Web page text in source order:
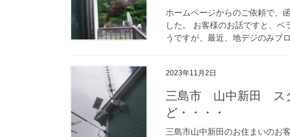
ホームページからのご依頼で、
した。 お客様のお話ですと、
うですが、最近、地デジのみブ
2023年11月2日
三島市 山中新田 ス
ど・・・・
三島市山中新田のお住まいのお